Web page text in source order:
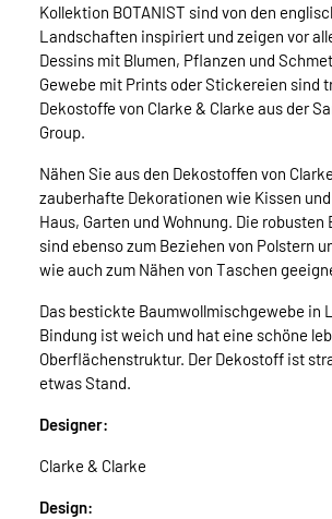
Kollektion BOTANIST sind von den
Landschaften inspiriert und zeigen vor
Dessins mit Blumen, Pflanzen und
Gewebe mit Prints oder Stickereien sind
Dekostoffe von Clarke & Clarke aus der
Group.
Nähen Sie aus den Dekostoffen von
zauberhafte Dekorationen wie Kissen
Haus, Garten und Wohnung. Die
sind ebenso zum Beziehen von Polstern
wie auch zum Nähen von Taschen
Das bestickte Baumwollmischgewebe in
Bindung ist weich und hat eine schöne
Oberflächenstruktur. Der Dekostoff ist
etwas Stand.
Designer:
Clarke & Clarke
Design: